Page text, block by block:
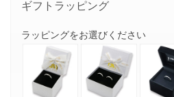
ギフトラッピング
ラッピングをお選びください